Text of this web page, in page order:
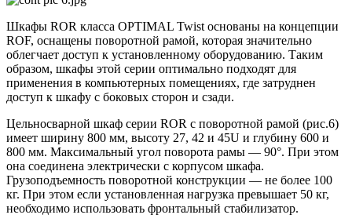
Шкафы ROR класса OPTIMAL Twist основаны на концепции
ROF, оснащены поворотной рамой, которая значительно
облегчает доступ к установленному оборудованию. Таким
образом, шкафы этой серии оптимально подходят для
применения в компьютерных помещениях, где затруднен
доступ к шкафу с боковых сторон и сзади.
Цельносварной шкаф серии ROR с поворотной рамой (рис.6)
имеет ширину 800 мм, высоту 27, 42 и 45U и глубину 600 и
800 мм. Максимальный угол поворота рамы — 90°. При этом
она соединена электрически с корпусом шкафа.
Грузоподъемность поворотной конструкции — не более 100
кг. При этом если установленная нагрузка превышает 50 кг,
необходимо использовать фронтальный стабилизатор.